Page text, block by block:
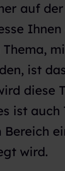
auf
ist
diese
ist
Bereich
wird.